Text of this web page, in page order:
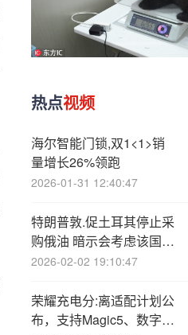
热点视频
海尔智能门锁,双1<1>销
量增长26%领跑
2026-01-31 12:40:47
特朗普敦.促土耳其停止采
购俄油 暗示会考虑该国F-
35战机要求
2026-02-02 19:10:47
荣耀充电分:离适配计划公
布，支持Magic5、数字